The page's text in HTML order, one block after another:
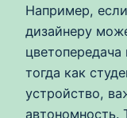
Например,
дизайнеру
тогда как
устройство,
автономность.